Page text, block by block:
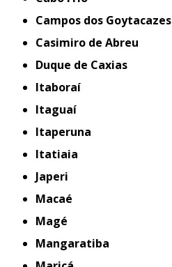
Campos dos Goytacazes
Casimiro de Abreu
Duque de Caxias
Itaboraí
Itaguaí
Itaperuna
Itatiaia
Japeri
Macaé
Magé
Mangaratiba